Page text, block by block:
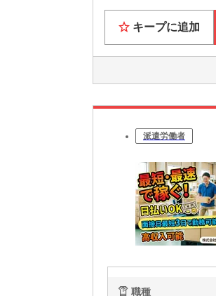
キープに追加
派遣労働者
職種